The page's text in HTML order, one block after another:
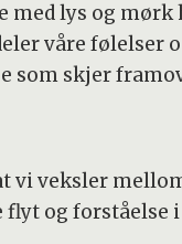
med lys og
våre følelser
som skjer
veksler
og forståelse